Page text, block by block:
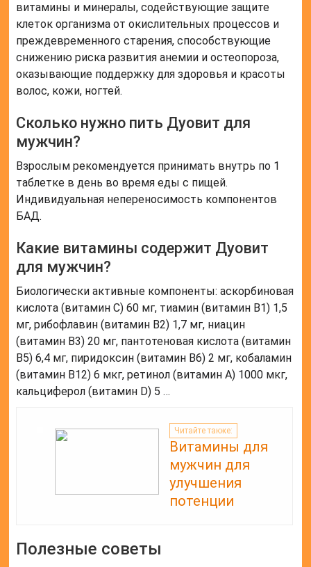
витамины и минералы, содействующие защите
клеток организма от окислительных процессов и
преждевременного старения, способствующие
снижению риска развития анемии и остеопороза,
оказывающие поддержку для здоровья и красоты
волос, кожи, ногтей.
Сколько нужно пить Дуовит для
мужчин?
Взрослым рекомендуется принимать внутрь по 1
таблетке в день во время еды с пищей.
Индивидуальная непереносимость компонентов
БАД.
Какие витамины содержит Дуовит
для мужчин?
Биологически активные компоненты: аскорбиновая
кислота (витамин С) 60 мг, тиамин (витамин B1) 1,5
мг, рибофлавин (витамин B2) 1,7 мг, ниацин
(витамин B3) 20 мг, пантотеновая кислота (витамин
B5) 6,4 мг, пиридоксин (витамин B6) 2 мг, кобаламин
(витамин B12) 6 мкг, ретинол (витамин А) 1000 мкг,
кальциферол (витамин D) 5 …
Читайте также:
Витамины для
мужчин для
улучшения
потенции
Полезные советы